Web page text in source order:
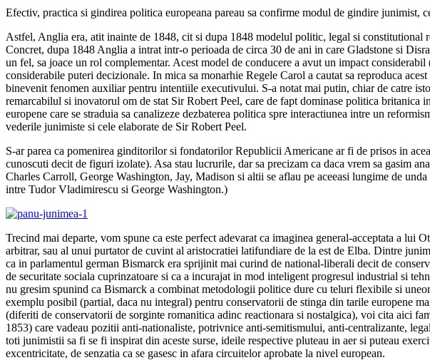
Efectiv, practica si gindirea politica europeana pareau sa confirme modul de gindire junimist,
Astfel, Anglia era, atit inainte de 1848, cit si dupa 1848 modelul politic, legal si
Concret, dupa 1848 Anglia a intrat intr-o perioada de circa 30 de ani in care Gladstone si
un fel, sa joace un rol complementar. Acest model de conducere a avut un impact
considerabile puteri decizionale. In mica sa monarhie Regele Carol a cautat sa reproduca
binevenit fenomen auxiliar pentru intentiile executivului. S-a notat mai putin, chiar de catre
remarcabilul si inovatorul om de stat Sir Robert Peel, care de fapt dominase politica
europene care se straduia sa canalizeze dezbaterea politica spre interactiunea intre un
vederile junimiste si cele elaborate de Sir Robert Peel.
S-ar parea ca pomenirea ginditorilor si fondatorilor Republicii Americane ar fi de prisos in
cunoscuti decit de figuri izolate). Asa stau lucrurile, dar sa precizam ca daca vrem sa gasim
Charles Carroll, George Washington, Jay, Madison si altii se aflau pe aceeasi lungime de
intre Tudor Vladimirescu si George Washington.)
Trecind mai departe, vom spune ca este perfect adevarat ca imaginea general-acceptata a
arbitrar, sau al unui purtator de cuvint al aristocratiei latifundiare de la est de Elba. Dintre
ca in parlamentul german Bismarck era sprijinit mai curind de national-liberali decit de
de securitate sociala cuprinzatoare si ca a incurajat in mod inteligent progresul industrial si
nu gresim spunind ca Bismarck a combinat metodologii politice dure cu teluri flexibile si
exemplu posibil (partial, daca nu integral) pentru conservatorii de stinga din tarile europene
(diferiti de conservatorii de sorginte romanitica adinc reactionara si nostalgica), voi cita aici
1853) care vadeau pozitii anti-nationaliste, potrivnice anti-semitismului, anti-centralizante,
toti junimistii sa fi se fi inspirat din aceste surse, ideile respective pluteau in aer si puteau
excentricitate, de senzatia ca se gasesc in afara circuitelor aprobate la nivel european.